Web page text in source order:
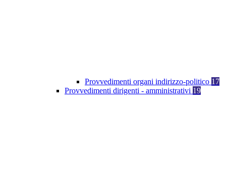
Provvedimenti organi indirizzo-politico 17
Provvedimenti dirigenti - amministrativi 19